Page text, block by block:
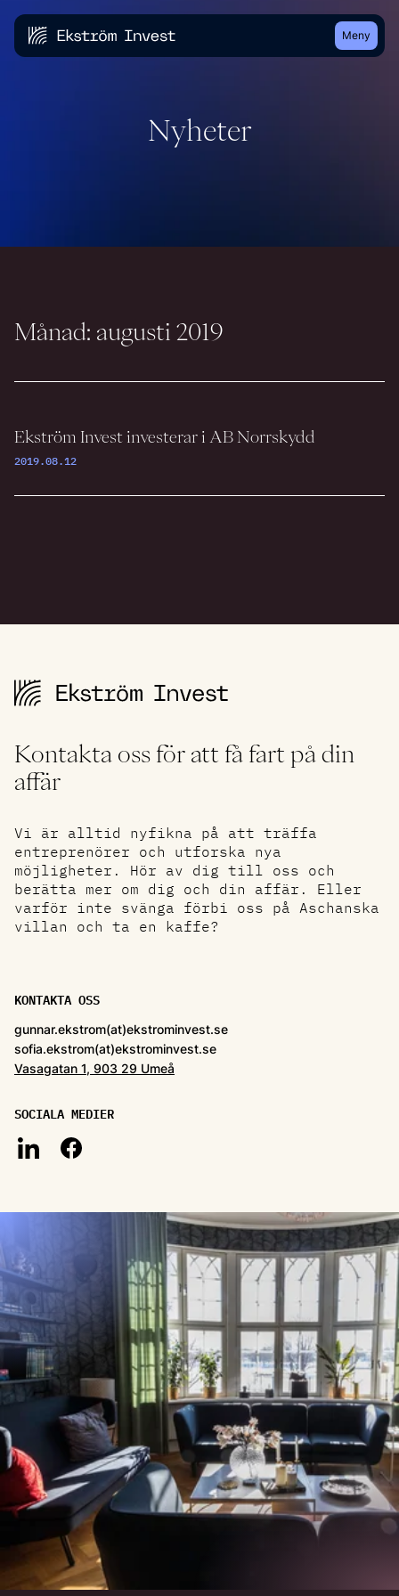
Meny
Nyheter
Månad: augusti 2019
Ekström Invest investerar i AB Norrskydd
2019.08.12
Kontakta oss för att få fart på din
affär
Vi är alltid nyfikna på att träffa
entreprenörer och utforska nya
möjligheter. Hör av dig till oss och
berätta mer om dig och din affär. Eller
varför inte svänga förbi oss på Aschanska
villan och ta en kaffe?
KONTAKTA OSS
gunnar.ekstrom(at)ekstrominvest.se
sofia.ekstrom(at)ekstrominvest.se
Vasagatan 1, 903 29 Umeå
SOCIALA MEDIER